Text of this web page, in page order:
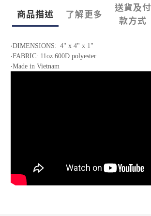
商品描述 了解更多
送貨及付
款方式
‧DIMENSIONS: 4" x 4" x 1"
‧FABRIC: 11oz 600D polyester
‧Made in Vietnam